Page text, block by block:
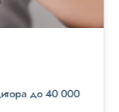
до 40 000